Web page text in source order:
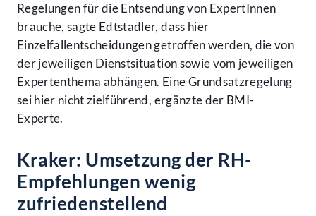
Regelungen für die Entsendung von ExpertInnen
brauche, sagte Edtstadler, dass hier
Einzelfallentscheidungen getroffen werden, die von
der jeweiligen Dienstsituation sowie vom jeweiligen
Expertenthema abhängen. Eine Grundsatzregelung
sei hier nicht zielführend, ergänzte der BMI-
Experte.
Kraker: Umsetzung der RH-
Empfehlungen wenig
zufriedenstellend